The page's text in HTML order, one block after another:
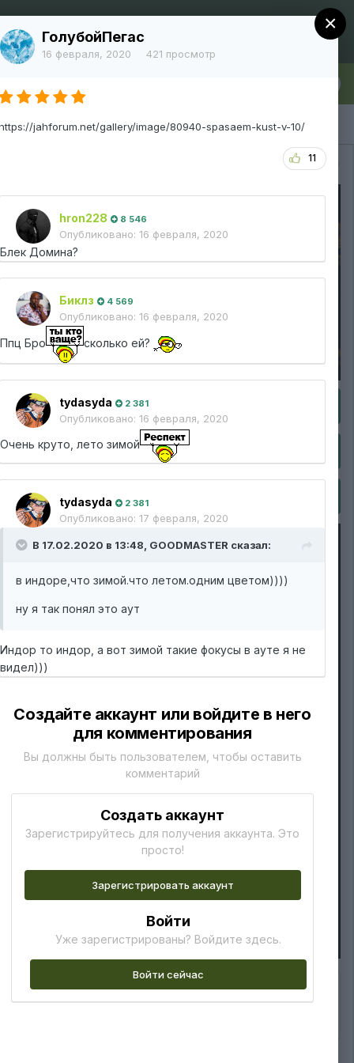
Уже зарегистрированы? Войти Регистрация
Вся активность
×
ГолубойПегас
16 февраля, 2020 421 просмотр
jahforum.net/gallery/image/80940-spasaem-kust-v-10/
11
hron228 8 546
Опубликовано: 16 февраля, 2020
Блек Домина?
Биклз 4 569
Опубликовано: 16 февраля, 2020
Ппц Бро сколько ей?
tydasyda 2 381
Опубликовано: 16 февраля, 2020
Очень круто, лето зимой
tydasyda 2 381
Опубликовано: 17 февраля, 2020
В 17.02.2020 в 13:48, GOODMASTER сказал:
в индоре,что зимой.что летом.одним цветом))))
ну я так понял это аут
Индор то индор, а вот зимой такие фокусы в ауте я не
видел)))
Создайте аккаунт или войдите в него
для комментирования
Вы должны быть пользователем, чтобы оставить
комментарий
Создать аккаунт
Зарегистрируйтесь для получения аккаунта. Это
просто!
Зарегистрировать аккаунт
Войти
Уже зарегистрированы? Войдите здесь.
Войти сейчас